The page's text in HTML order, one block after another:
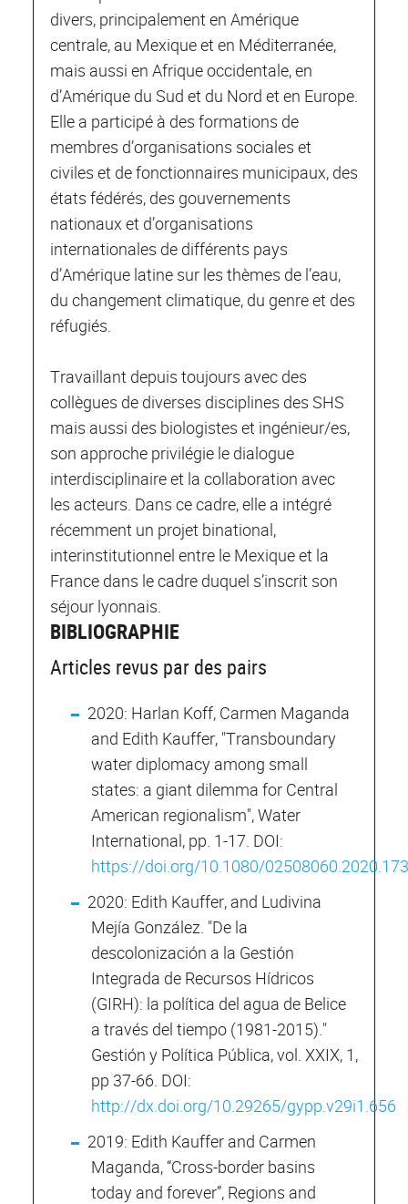
divers, principalement en Amérique
centrale, au Mexique et en Méditerranée,
mais aussi en Afrique occidentale, en
d’Amérique du Sud et du Nord et en Europe.
Elle a participé à des formations de
membres d’organisations sociales et
civiles et de fonctionnaires municipaux, des
états fédérés, des gouvernements
nationaux et d’organisations
internationales de différents pays
d’Amérique latine sur les thèmes de l’eau,
du changement climatique, du genre et des
réfugiés.
Travaillant depuis toujours avec des
collègues de diverses disciplines des SHS
mais aussi des biologistes et ingénieur/es,
son approche privilégie le dialogue
interdisciplinaire et la collaboration avec
les acteurs. Dans ce cadre, elle a intégré
récemment un projet binational,
interinstitutionnel entre le Mexique et la
France dans le cadre duquel s’inscrit son
séjour lyonnais.
BIBLIOGRAPHIE
Articles revus par des pairs
2020: Harlan Koff, Carmen Maganda
and Edith Kauffer, "Transboundary
water diplomacy among small
states: a giant dilemma for Central
American regionalism", Water
International, pp. 1-17. DOI:
https://doi.org/10.1080/
2020: Edith Kauffer, and Ludivina
Mejía González. "De la
descolonización a la Gestión
Integrada de Recursos Hídricos
(GIRH): la política del agua de Belice
a través del tiempo (1981-2015)."
Gestión y Política Pública, vol. XXIX, 1,
pp 37-66. DOI:
http://dx.doi.org/10.29265/gypp.v29i1.656
2019: Edith Kauffer and Carmen
Maganda, “Cross-border basins
today and forever”, Regions and